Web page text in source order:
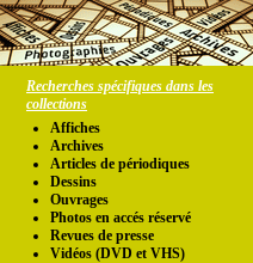
Recherches spécifiques dans les
collections
Affiches
Archives
Articles de périodiques
Dessins
Ouvrages
Photos en accés réservé
Revues de presse
Vidéos (DVD et VHS)